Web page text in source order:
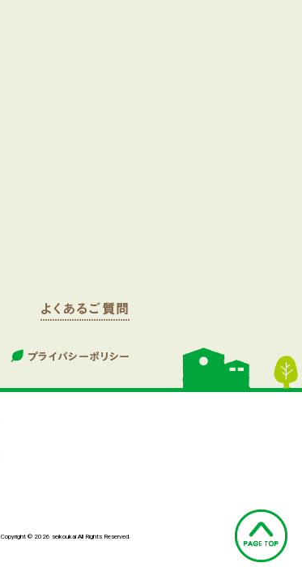
Copyright © 2026 seikoukai All Rights Reserved.